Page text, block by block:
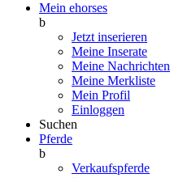
Mein ehorses
b
Jetzt inserieren
Meine Inserate
Meine Nachrichten
Meine Merkliste
Mein Profil
Einloggen
Suchen
Pferde
b
Verkaufspferde